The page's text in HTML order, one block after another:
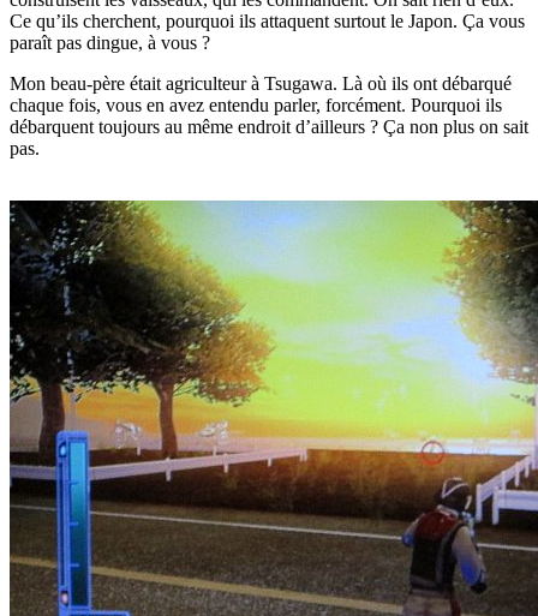
Ce qu’ils cherchent, pourquoi ils attaquent surtout le Japon. Ça vous
paraît pas dingue, à vous ?
Mon beau-père était agriculteur à Tsugawa. Là où ils ont débarqué
chaque fois, vous en avez entendu parler, forcément. Pourquoi ils
débarquent toujours au même endroit d’ailleurs ? Ça non plus on sait
pas.